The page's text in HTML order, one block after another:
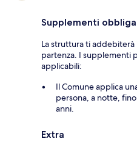
Supplementi
La struttura ti addebiterà
partenza. I supplementi
applicabili:
Il Comune applica
persona, a notte,
anni.
Extra